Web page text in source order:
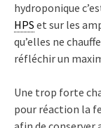
hydroponique
HPS et sur les
qu’elles ne
réfléchir un
Une trop forte
pour réaction la